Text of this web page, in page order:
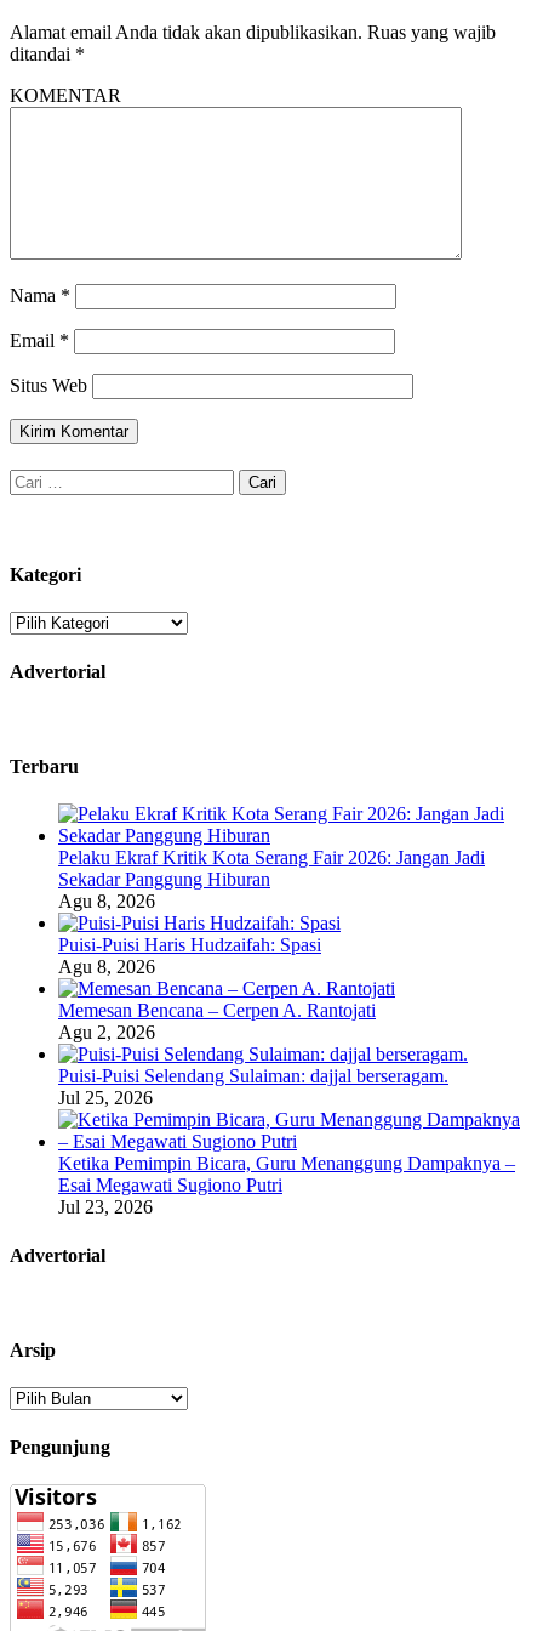
Alamat email Anda tidak akan dipublikasikan. Ruas yang wajib
ditandai *
KOMENTAR
Nama *
Email *
Situs Web
Cari
untuk:
Kategori
Kategori
Advertorial
Terbaru
Pelaku Ekraf Kritik Kota Serang Fair 2026: Jangan Jadi
Sekadar Panggung Hiburan
Agu 8, 2026
Puisi-Puisi Haris Hudzaifah: Spasi
Agu 8, 2026
Memesan Bencana – Cerpen A. Rantojati
Agu 2, 2026
Puisi-Puisi Selendang Sulaiman: dajjal berseragam.
Jul 25, 2026
Ketika Pemimpin Bicara, Guru Menanggung Dampaknya –
Esai Megawati Sugiono Putri
Jul 23, 2026
Advertorial
Arsip
Arsip
Pengunjung